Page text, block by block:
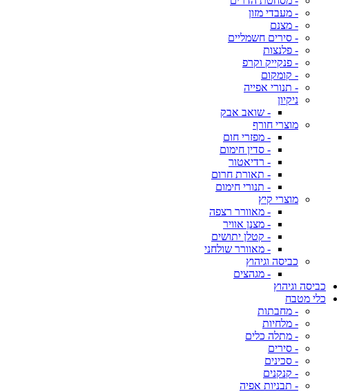
- מעבדי מזון
- מצנם
- סירים חשמליים
- פלנצות
- פנקייק וקרפ
- קומקום
- תנורי אפייה
ניקיון
- שואב אבק
מוצרי חורף
- מפזרי חום
- סדין חימום
- רדיאטור
- תאורת חרום
- תנורי חימום
מוצרי קיץ
- מאוורר רצפה
- מצנן אוויר
- קטלן יתושים
- מאוורר שולחני
כביסה וגיהוץ
- מגהצים
כביסה וגיהוץ
כלי מטבח
- מחבתות
- מלחיות
- מתלה כלים
- סירים
- סכינים
- קנקנים
- תבניות אפיה